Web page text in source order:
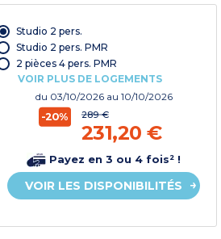
Studio 2 pers.
Studio 2 pers. PMR
2 pièces 4 pers. PMR
VOIR PLUS DE LOGEMENTS
du 03/10/2026 au 10/10/2026
-20% 289 €
231,20 €
Payez en 3 ou 4 fois² !
VOIR LES DISPONIBILITÉS